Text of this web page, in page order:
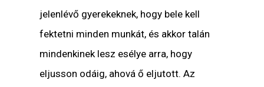
jelenlévő gyerekeknek, hogy bele kell
fektetni minden munkát, és akkor talán
mindenkinek lesz esélye arra, hogy
eljusson odáig, ahová ő eljutott. Az